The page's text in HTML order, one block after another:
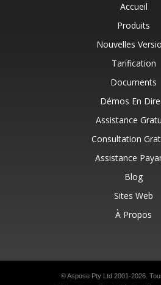
Accueil
Produits
Nouvelles
Tarification
Documents
Démos En
Assistance
Consultation
Assistance
Blog
Sites Web
À Propos
© Aspose Pty Ltd 2001-2026.